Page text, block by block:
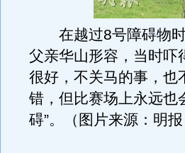
在越过8号障碍物时
父亲华山形容，当时吓
很好，不关马的事，也
错，但比赛场上永远也
碍”。（图片来源：明报